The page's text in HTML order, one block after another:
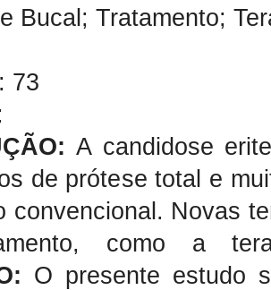
Bucal; Tratamento;
73
A candidose
de prótese total e
convencional. Novas
como a
O presente estudo